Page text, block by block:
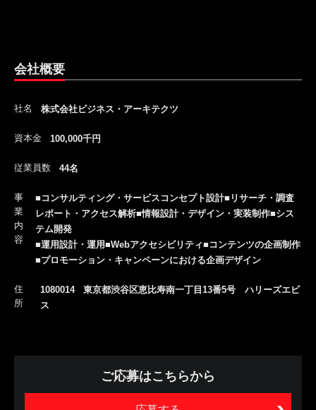
会社概要
社名 株式会社ビジネス・アーキテクツ
資本金 100,000千円
従業員数 44名
事
業
内
容
■コンサルティング・サービスコンセプト設計■リサーチ・調査
レポート・アクセス解析■情報設計・デザイン・実装制作■シス
テム開発
■運用設計・運用■Webアクセシビリティ■コンテンツの企画制作
■プロモーション・キャンペーンにおける企画デザイン
住
所
1080014 東京都渋谷区恵比寿南一丁目13番5号 ハリーズエビ
ス
ご応募はこちらから